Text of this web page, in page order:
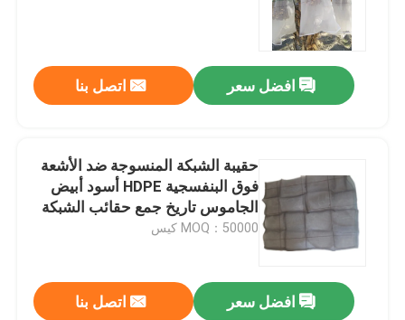
افضل سعر اتصل بنا
حقيبة الشبكة المنسوجة ضد الأشعة
فوق البنفسجية HDPE أسود أبيض
الجاموس تاريخ جمع حقائب الشبكة
في الهواء الطلق
MOQ：50000 كيس
افضل سعر اتصل بنا